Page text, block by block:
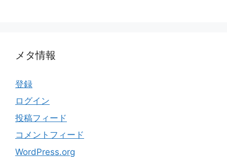
メタ情報
登録
ログイン
投稿フィード
コメントフィード
WordPress.org